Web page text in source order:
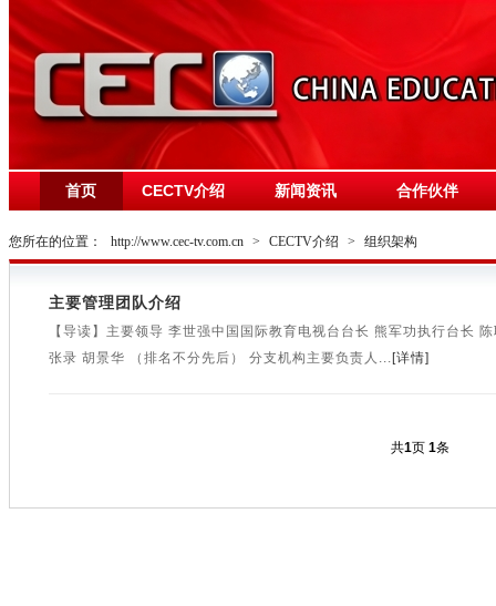
首页 CECTV介绍 新闻资讯 合作伙伴
您所在的位置： http://www.cec-tv.com.cn > CECTV介绍 > 组织架构
主要管理团队介绍
【导读】主要领导 李世强中国国际教育电视台台长 熊军功执行台长
张录 胡景华 （排名不分先后） 分支机构主要负责人... [详情]
共1页 1条